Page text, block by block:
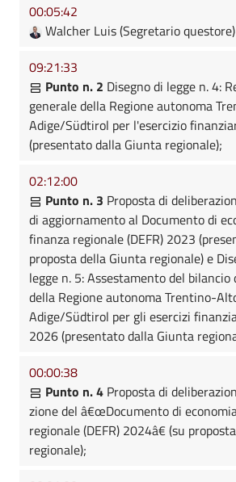
00:05:42
Walcher Luis (Segretario questore)
09:21:33
Punto n. 2 Disegno di legge n. 4:
generale della Regione autonoma
Adige/Südtirol per l'esercizio
(presentato dalla Giunta regionale);
02:12:00
Punto n. 3 Proposta di
di aggiornamento al Documento di
finanza regionale (DEFR) 2023
proposta della Giunta regionale) e
legge n. 5: Assestamento del
della Regione autonoma Trentino-
Adige/Südtirol per gli esercizi
2026 (presentato dalla Giunta
00:00:38
Punto n. 4 Proposta di
zione del â€œDocumento di
regionale (DEFR) 2024â€ (su
regionale);